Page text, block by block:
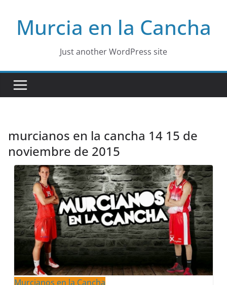
contentMurcia en la Cancha
Just another WordPress site
murcianos en la cancha 14 15 de
noviembre de 2015
Murcianos en la Cancha